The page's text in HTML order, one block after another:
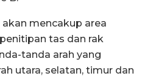
akan mencakup area
tas dan rak
tanda arah yang
utara, selatan, timur dan